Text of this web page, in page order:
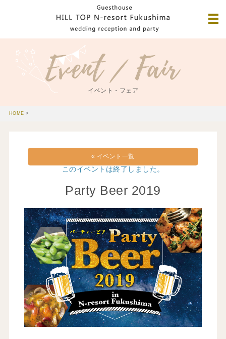
イベント・フェア
HOME >
« イベント一覧
このイベントは終了しました。
Party Beer 2019